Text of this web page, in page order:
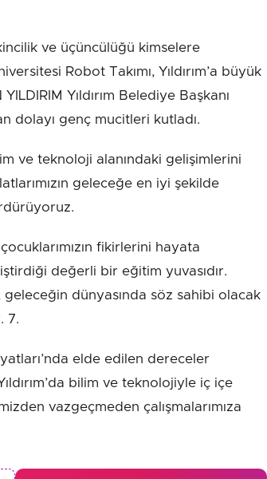
ve üçüncülüğü kimselere
Robot Takımı, Yıldırım’a büyük
Yıldırım Belediye Başkanı
dolayı genç mucitleri kutladı.
ve teknoloji alanındaki gelişimlerini
geleceğe en iyi şekilde
fikirlerini hayata
değerli bir eğitim yuvasıdır.
dünyasında söz sahibi olacak
7.
elde edilen dereceler
bilim ve teknolojiyle iç içe
vazgeçmeden çalışmalarımıza